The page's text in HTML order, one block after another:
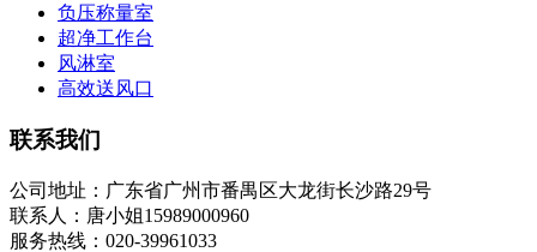
负压称量室
超净工作台
风淋室
高效送风口
联系我们
公司地址：广东省广州市番禺区大龙街长沙路29号
联系人：唐小姐15989000960
服务热线：020-39961033